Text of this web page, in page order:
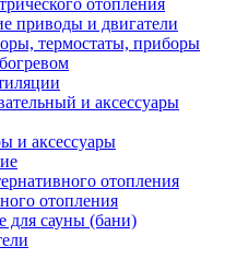
отопления
приводы и двигатели
термостаты, приборы
и аксессуары
и аксессуары
отопления
отопления
для сауны (бани)